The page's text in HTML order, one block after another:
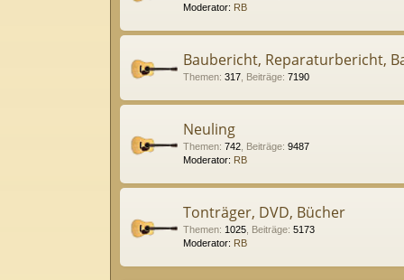
Moderator: RB
Baubericht, Reparaturbericht,
Themen: 317 Beiträge: 7190
Neuling
Themen: 742 Beiträge: 9487
Moderator: RB
Tonträger, DVD, Bücher
Themen: 1025 Beiträge: 5173
Moderator: RB